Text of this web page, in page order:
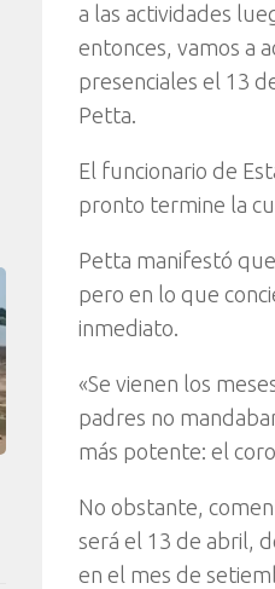
a las actividades
entonces, vamos a
presenciales el 13
Petta.
El funcionario de
pronto termine la
Petta manifestó
pero en lo que
inmediato.
«Se vienen los
padres no
más potente: el
No obstante,
será el 13 de abril,
en el mes de